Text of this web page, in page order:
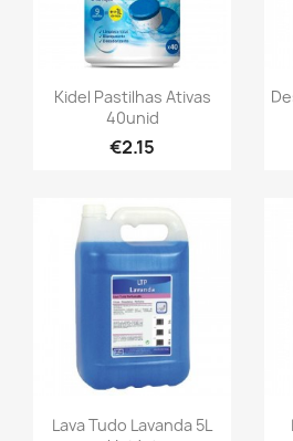
Kidel Pastilhas Ativas
40unid
€2.15
Lava Tudo Lavanda 5L